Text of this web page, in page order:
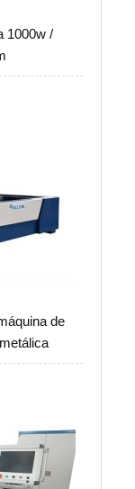
1000w /
de